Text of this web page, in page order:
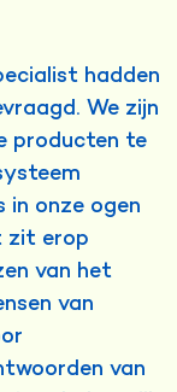
hadden
We zijn
producten te
in onze ogen
zit erop
van het
van
van